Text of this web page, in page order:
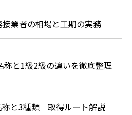
業者の相場と工期の実務
称と1級2級の違いを徹底整理
と3種類｜取得ルート解説